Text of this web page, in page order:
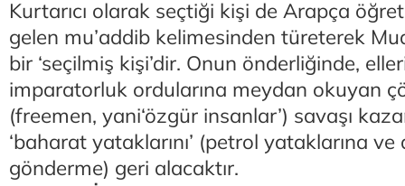
Kurtarıcı olarak seçtiği kişi de Arapça
gelen mu’addib kelimesinden türeterek
bir ‘seçilmiş kişi’dir. Onun önderliğinde,
imparatorluk ordularına meydan okuyan
(freemen, yani‘özgür insanlar’) savaşı
‘baharat yataklarını’ (petrol yataklarına
gönderme) geri alacaktır.